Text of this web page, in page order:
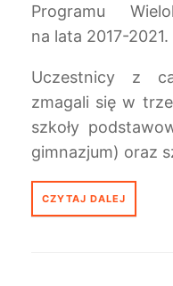
Programu
na lata 2017-2021.
Uczestnicy z
zmagali się w
szkoły
gimnazjum) oraz
CZYTAJ DALEJ